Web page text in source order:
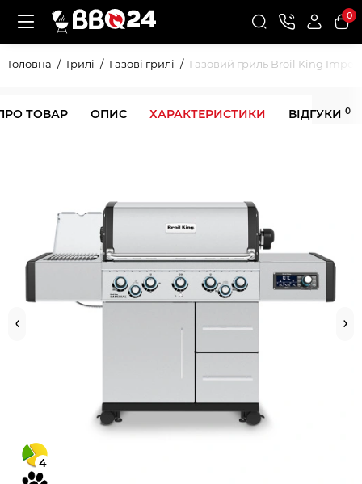
0
Головна Грилі Газові грилі Газовий гриль Broil King
ТОВАР ОПИС ХАРАКТЕРИСТИКИ ВІДГУКИ 0
4